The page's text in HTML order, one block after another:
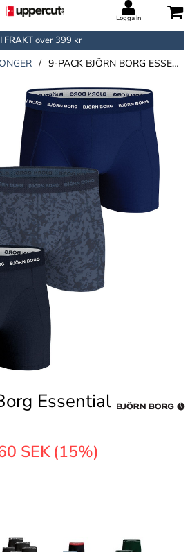
Logga in
FRAKTöver 399 kr
/ 9-PACK BJÖRN BORG ESSENTIAL SHORTS
Essential
SEK(15%)